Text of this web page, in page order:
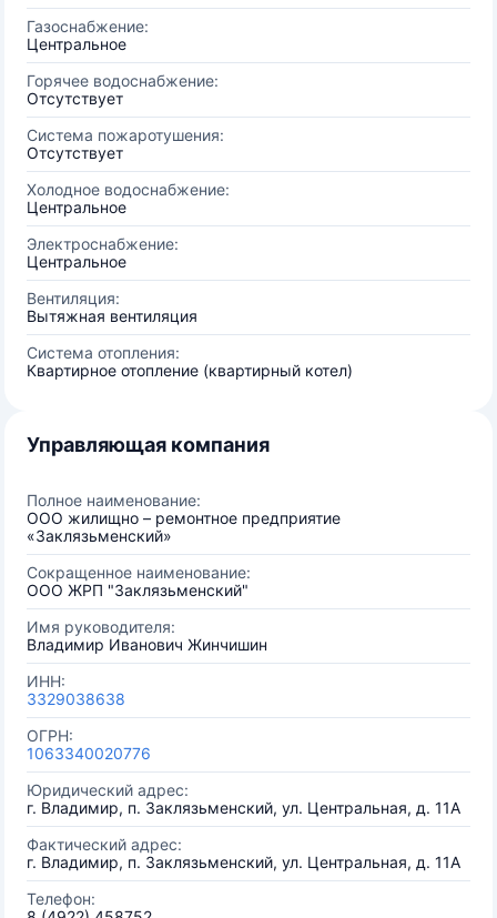
Газоснабжение:
Центральное
Горячее водоснабжение:
Отсутствует
Система пожаротушения:
Отсутствует
Холодное водоснабжение:
Центральное
Электроснабжение:
Центральное
Вентиляция:
Вытяжная вентиляция
Система отопления:
Квартирное отопление (квартирный котел)
Управляющая компания
Полное наименование:
ООО жилищно – ремонтное предприятие
«Заклязьменский»
Сокращенное наименование:
ООО ЖРП "Заклязьменский"
Имя руководителя:
Владимир Иванович Жинчишин
ИНН:
3329038638
ОГРН:
1063340020776
Юридический адрес:
г. Владимир, п. Заклязьменский, ул. Центральная, д. 11А
Фактический адрес:
г. Владимир, п. Заклязьменский, ул. Центральная, д. 11А
Телефон: